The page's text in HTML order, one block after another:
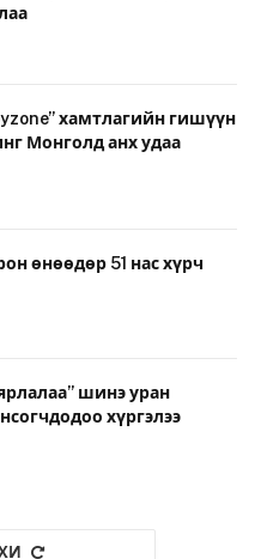
хамтлагийн гишүүн
Монголд анх удаа
өнөөдөр 51 нас хүрч
шинэ уран
хүргэлээ